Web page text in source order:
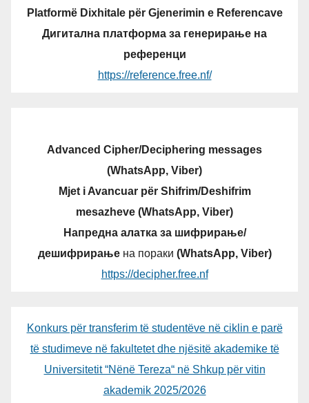
Platformë Dixhitale për Gjenerimin e Referencave
Дигитална платформа за генерирање на
референци
https://reference.free.nf/
Advanced Cipher/Deciphering messages
(WhatsApp, Viber)
Mjet i Avancuar për Shifrim/Deshifrim
mesazheve (WhatsApp, Viber)
Напредна алатка за шифрирање/
дешифрирањена пораки (WhatsApp, Viber)
https://decipher.free.nf
Konkurs për transferim të studentëve në ciklin e parë
të studimeve në fakultetet dhe njësitë akademike të
Universitetit “Nënë Tereza“ në Shkup për vitin
akademik 2025/2026